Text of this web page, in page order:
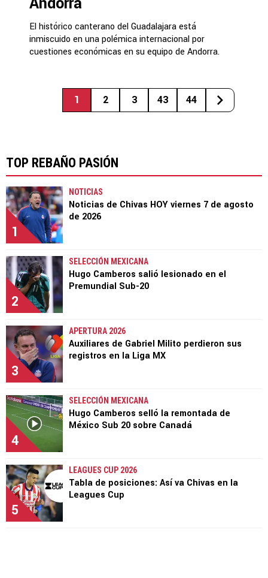
El histórico canterano del Guadalajara está
inmiscuido en una polémica internacional por
cuestiones económicas en su equipo de Andorra.
1 2 3 43 44
TOP REBAÑO PASIÓN
1
NOTICIAS
Noticias de Chivas HOY viernes 7 de agosto
de 2026
2
SELECCIÓN MEXICANA
Hugo Camberos salió lesionado en el
Premundial Sub-20
3
APERTURA 2026
Auxiliares de Gabriel Milito perdieron sus
registros en la Liga MX
4
SELECCIÓN MEXICANA
Hugo Camberos selló la remontada de
México Sub 20 sobre Canadá
5
LEAGUES CUP 2026
Tabla de posiciones: Así va Chivas en la
Leagues Cup